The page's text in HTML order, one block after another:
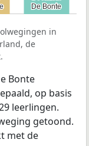
De Bonte
De Bonte
in
de
Bonte
op basis
leerlingen.
getoond.
met de